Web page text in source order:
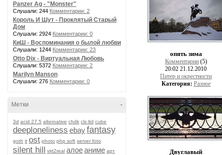
Panzer Ag - "Monster"
Слушали: 244 Комментарии: 2
Король И Шут - Проклятый Старый
Дом
Слушали: 2924 Комментарии: 0
КиШ - Воспоминания о былой любви
Слушали: 1244 Комментарии: 23
Otto Dix - Виртуальная Любовь
Слушали: 5372 Комментарии: 2
Marilyn Manson
Слушали: 276 Комментарии: 0
-
Метки
3d acid 27.5 alternative chdk cls ltd cube
deeploneliness ebayfantasy
goth it ost photo php soft server foto
silent hill virt2real алоеаниме арт
опять зима
Комментарии (5)
20:02 21.12.2010
Питер и окрестности
Категория: Разное
Двуглавый